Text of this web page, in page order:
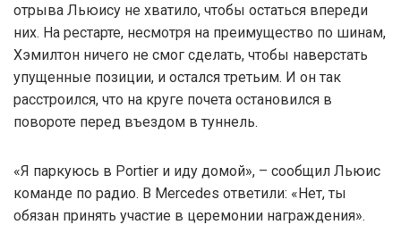
отрыва Льюису не хватило, чтобы остаться впереди
них. На рестарте, несмотря на преимущество по шинам,
Хэмилтон ничего не смог сделать, чтобы наверстать
упущенные позиции, и остался третьим. И он так
расстроился, что на круге почета остановился в
повороте перед въездом в туннель.
«Я паркуюсь в Portier и иду домой», – сообщил Льюис
команде по радио. В Mercedes ответили: «Нет, ты
обязан принять участие в церемонии награждения».